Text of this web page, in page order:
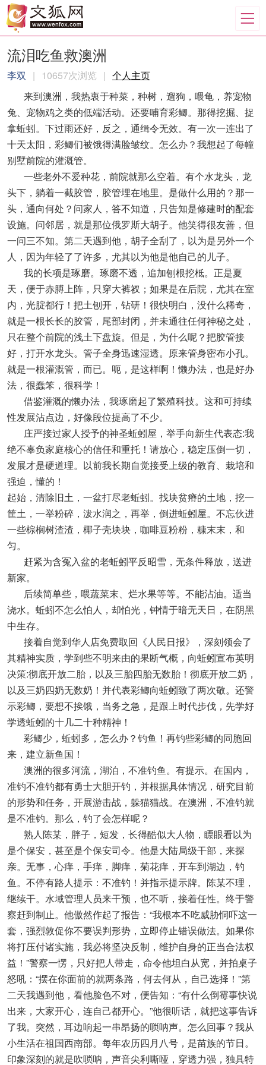
流泪吃鱼救澳洲
李双 | 10657次浏览 | 个人主页
来到澳洲，我热衷于种菜，种树，遛狗，喂龟，养宠物
兔、宠物鸡之类的低端活动。还要哺育彩鲫。那得挖掘、捉
拿蚯蚓。下过雨还好，反之，通缉令无效。有一次一连出了
十天太阳，彩鲫们被饿得满脸皱纹。怎么办？我想起了每幢
别墅前院的灌溉管。
一些老外不爱种花，前院就那么空着。有个水龙头，龙
头下，躺着一截胶管，胶管埋在地里。是做什么用的？那一
头，通向何处？问家人，答不知道，只告知是修建时的配套
设施。问邻居，就是那位俄罗斯大胡子。他笑得很友善，但
一问三不知。第二天遇到他，胡子全刮了，以为是另外一个
人，因为年轻了了许多，尤其以为他是他自己的儿子。
我的长项是琢磨。琢磨不透，追加刨根挖柢。正是夏
天，便于赤膊上阵，只穿大裤衩；如果是在后院，尤其在室
内，光腚都行！把土刨开，钻研！很快明白，没什么稀奇，
就是一根长长的胶管，尾部封闭，并未通往任何神秘之处，
只在整个前院的浅土下盘旋。但是，为什么呢？把胶管接
好，打开水龙头。管子全身迅速湿透。原来管身密布小孔。
就是一根灌溉管，而已。呃，是这样啊！懒办法，也是好办
法，很蠢笨，很科学！
借鉴灌溉的懒办法，我琢磨起了繁殖科技。这和可持续
性发展沾点边，好像段位提高了不少。
庄严接过家人授予的神圣蚯蚓屋，举手向新生代表态:我
绝不辜负家庭核心的信任和重托！请放心，稳定压倒一切，
发展才是硬道理。以前我长期自觉接受上级的教育、栽培和
强迫，懂的！
起始，清除旧土，一盆打尽老蚯蚓。找块贫瘠的土地，挖一
筐土，一举粉碎，泼水润之，再举，倒进蚯蚓屋。不忘伙进
一些棕榈树渣渣，椰子壳块块，咖啡豆粉粉，糠末末，和
匀。
赶紧为含冤入盆的老蚯蚓平反昭雪，无条件释放，送进
新家。
后续简单些，喂蔬菜末、烂水果等等。不能沾油。适当
浇水。蚯蚓不怎么怕人，却怕光，钟情于暗无天日，在阴黑
中生存。
接着自觉到华人店免费取回《人民日报》，深刻领会了
其精神实质，学到些不明来由的果断气概，向蚯蚓宣布英明
决策:彻底开放二胎，以及三胎四胎无数胎！彻底开放二奶，
以及三奶四奶无数奶！并代表彩鲫向蚯蚓致了两次敬。还警
示彩鲫，要想不挨饿，当务之急，是跟上时代步伐，先学好
学透蚯蚓的十几二十种精神！
彩鲫少，蚯蚓多，怎么办？钓鱼！再钓些彩鲫的同胞回
来，建立新鱼国！
澳洲的很多河流，湖泊，不准钓鱼。有提示。在国内，
准钓不准钓都有勇士大胆开钓，并根据具体情况，研究目前
的形势和任务，开展游击战，躲猫猫战。在澳洲，不准钓就
是不准钓。那么，钓了会怎样呢？
熟人陈某，胖子，短发，长得酷似大人物，瞟眼看以为
是个保安，甚至是个保安司令。他是大陆局级干部，来探
亲。无事，心痒，手痒，脚痒，菊花痒，开车到湖边，钓
鱼。不停有路人提示：不准钓！并指示提示牌。陈某不理，
继续干。水域管理人员来干预，也不听，接着任性。终于警
察赶到制止。他傲然作起了报告：“我根本不吃威胁恫吓这一
套，强烈敦促你不要误判形势，立即停止错误做法。如果你
将打压付诸实施，我必将坚决反制，维护自身的正当合法权
益！”警察一愣，只好把人带走，命令他坦白从宽，并拍桌子
怒吼：“摆在你面前的就两条路，何去何从，自己选择！”第
二天我遇到他，看他脸色不对，便告知：“有什么倒霉事快说
出来，大家开心，连自己都开心。”他很听话，就把这事告诉
了我。突然，耳边响起一串昂扬的唢呐声。怎么回事？我从
小生活在祖国西南部。每年农历四月八号，是苗族的节日。
印象深刻的就是吹唢呐，声音尖利嘶哑，穿透力强，独具特